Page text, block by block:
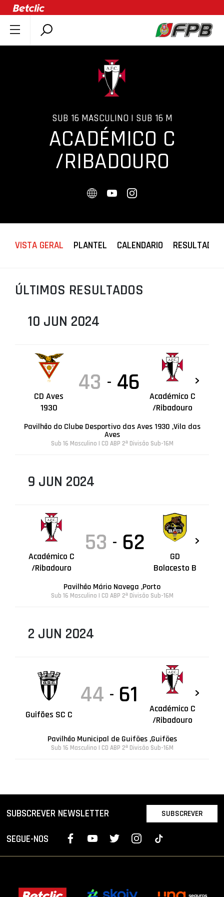
SOBRE A FPB
ASSOCIAÇÕES
CLUBES
ÁREA TÉCNICA
PROJETOS
SUB 16 MASCULINO | SUB 16 M
ACADÉMICO C
/RIBADOURO
VISTA GERAL PLANTEL CALENDARIO RESULTADOS
ÚLTIMOS RESULTADOS
10 JUN 2024
CD Aves
1930
43 - 46
Académico C
/Ribadouro
Pavilhão do Clube Desportivo das Aves 1930 ,Vila das
Aves
Sub 16 Masculino | CD ABP 2ª Divisão Sub-16M
9 JUN 2024
Académico C
/Ribadouro
53 - 62
GD
Bolacesto B
Pavilhão Mário Navega ,Porto
Sub 16 Masculino | CD ABP 2ª Divisão Sub-16M
2 JUN 2024
Guifões SC C
44 - 61
Académico C
/Ribadouro
Pavilhão Municipal de Guifões ,Guifões
Sub 16 Masculino | CD ABP 2ª Divisão Sub-16M
SUBSCREVER NEWSLETTER SUBSCREVER
SEGUE-NOS